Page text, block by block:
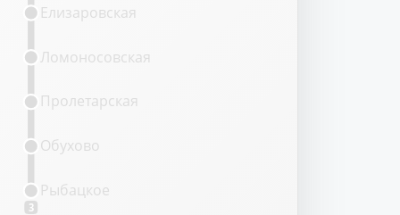
3
Рыбацкое
Обухово
Пролетарская
Ломоносовская
Елизаровская